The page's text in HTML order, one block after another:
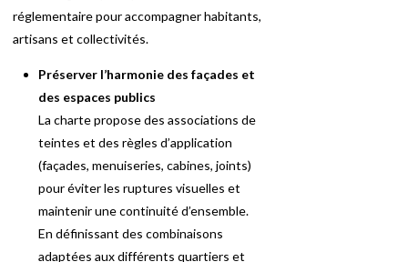
réglementaire pour accompagner habitants,
artisans et collectivités.
Préserver l’harmonie des façades et
des espaces publics
La charte propose des associations de
teintes et des règles d’application
(façades, menuiseries, cabines, joints)
pour éviter les ruptures visuelles et
maintenir une continuité d’ensemble.
En définissant des combinaisons
adaptées aux différents quartiers et